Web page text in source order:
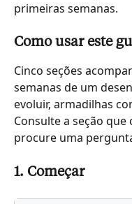
primeiras semanas.
Como usar este
Cinco seções
semanas de um
evoluir, armadilhas
Consulte a seção
procure uma
1. Começar